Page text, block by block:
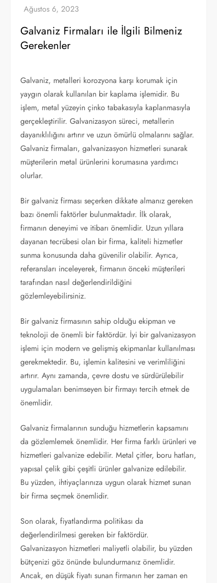
Galvaniz Firmaları ile İlgili Bilmeniz
Gerekenler
Galvaniz, metalleri korozyona karşı korumak için
yaygın olarak kullanılan bir kaplama işlemidir. Bu
işlem, metal yüzeyin çinko tabakasıyla kaplanmasıyla
gerçekleştirilir. Galvanizasyon süreci, metallerin
dayanıklılığını artırır ve uzun ömürlü olmalarını sağlar.
Galvaniz firmaları, galvanizasyon hizmetleri sunarak
müşterilerin metal ürünlerini korumasına yardımcı
olurlar.
Bir galvaniz firması seçerken dikkate almanız gereken
bazı önemli faktörler bulunmaktadır. İlk olarak,
firmanın deneyimi ve itibarı önemlidir. Uzun yıllara
dayanan tecrübesi olan bir firma, kaliteli hizmetler
sunma konusunda daha güvenilir olabilir. Ayrıca,
referansları inceleyerek, firmanın önceki müşterileri
tarafından nasıl değerlendirildiğini
gözlemleyebilirsiniz.
Bir galvaniz firmasının sahip olduğu ekipman ve
teknoloji de önemli bir faktördür. İyi bir galvanizasyon
işlemi için modern ve gelişmiş ekipmanlar kullanılması
gerekmektedir. Bu, işlemin kalitesini ve verimliliğini
artırır. Aynı zamanda, çevre dostu ve sürdürülebilir
uygulamaları benimseyen bir firmayı tercih etmek de
önemlidir.
Galvaniz firmalarının sunduğu hizmetlerin kapsamını
da gözlemlemek önemlidir. Her firma farklı ürünleri ve
hizmetleri galvanize edebilir. Metal çitler, boru hatları,
yapısal çelik gibi çeşitli ürünler galvanize edilebilir.
Bu yüzden, ihtiyaçlarınıza uygun olarak hizmet sunan
bir firma seçmek önemlidir.
Son olarak, fiyatlandırma politikası da
değerlendirilmesi gereken bir faktördür.
Galvanizasyon hizmetleri maliyetli olabilir, bu yüzden
bütçenizi göz önünde bulundurmanız önemlidir.
Ancak, en düşük fiyatı sunan firmanın her zaman en